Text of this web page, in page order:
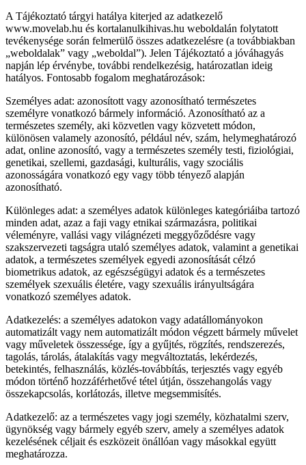
A Tájékoztató tárgyi hatálya kiterjed az adatkezelő
www.movelab.hu és kortalanulkihivas.hu weboldalán folytatott
tevékenysége során felmerülő összes adatkezelésre (a továbbiakban
„weboldalak” vagy „weboldal”). Jelen Tájékoztató a jóváhagyás
napján lép érvénybe, további rendelkezésig, határozatlan ideig
hatályos. Fontosabb fogalom meghatározások:
Személyes adat: azonosított vagy azonosítható természetes
személyre vonatkozó bármely információ. Azonosítható az a
természetes személy, aki közvetlen vagy közvetett módon,
különösen valamely azonosító, például név, szám, helymeghatározó
adat, online azonosító, vagy a természetes személy testi, fiziológiai,
genetikai, szellemi, gazdasági, kulturális, vagy szociális
azonosságára vonatkozó egy vagy több tényező alapján
azonosítható.
Különleges adat: a személyes adatok különleges kategóriáiba tartozó
minden adat, azaz a faji vagy etnikai származásra, politikai
véleményre, vallási vagy világnézeti meggyőződésre vagy
szakszervezeti tagságra utaló személyes adatok, valamint a genetikai
adatok, a természetes személyek egyedi azonosítását célzó
biometrikus adatok, az egészségügyi adatok és a természetes
személyek szexuális életére, vagy szexuális irányultságára
vonatkozó személyes adatok.
Adatkezelés: a személyes adatokon vagy adatállományokon
automatizált vagy nem automatizált módon végzett bármely művelet
vagy műveletek összessége, így a gyűjtés, rögzítés, rendszerezés,
tagolás, tárolás, átalakítás vagy megváltoztatás, lekérdezés,
betekintés, felhasználás, közlés-továbbítás, terjesztés vagy egyéb
módon történő hozzáférhetővé tétel útján, összehangolás vagy
összekapcsolás, korlátozás, illetve megsemmisítés.
Adatkezelő: az a természetes vagy jogi személy, közhatalmi szerv,
ügynökség vagy bármely egyéb szerv, amely a személyes adatok
kezelésének céljait és eszközeit önállóan vagy másokkal együtt
meghatározza.